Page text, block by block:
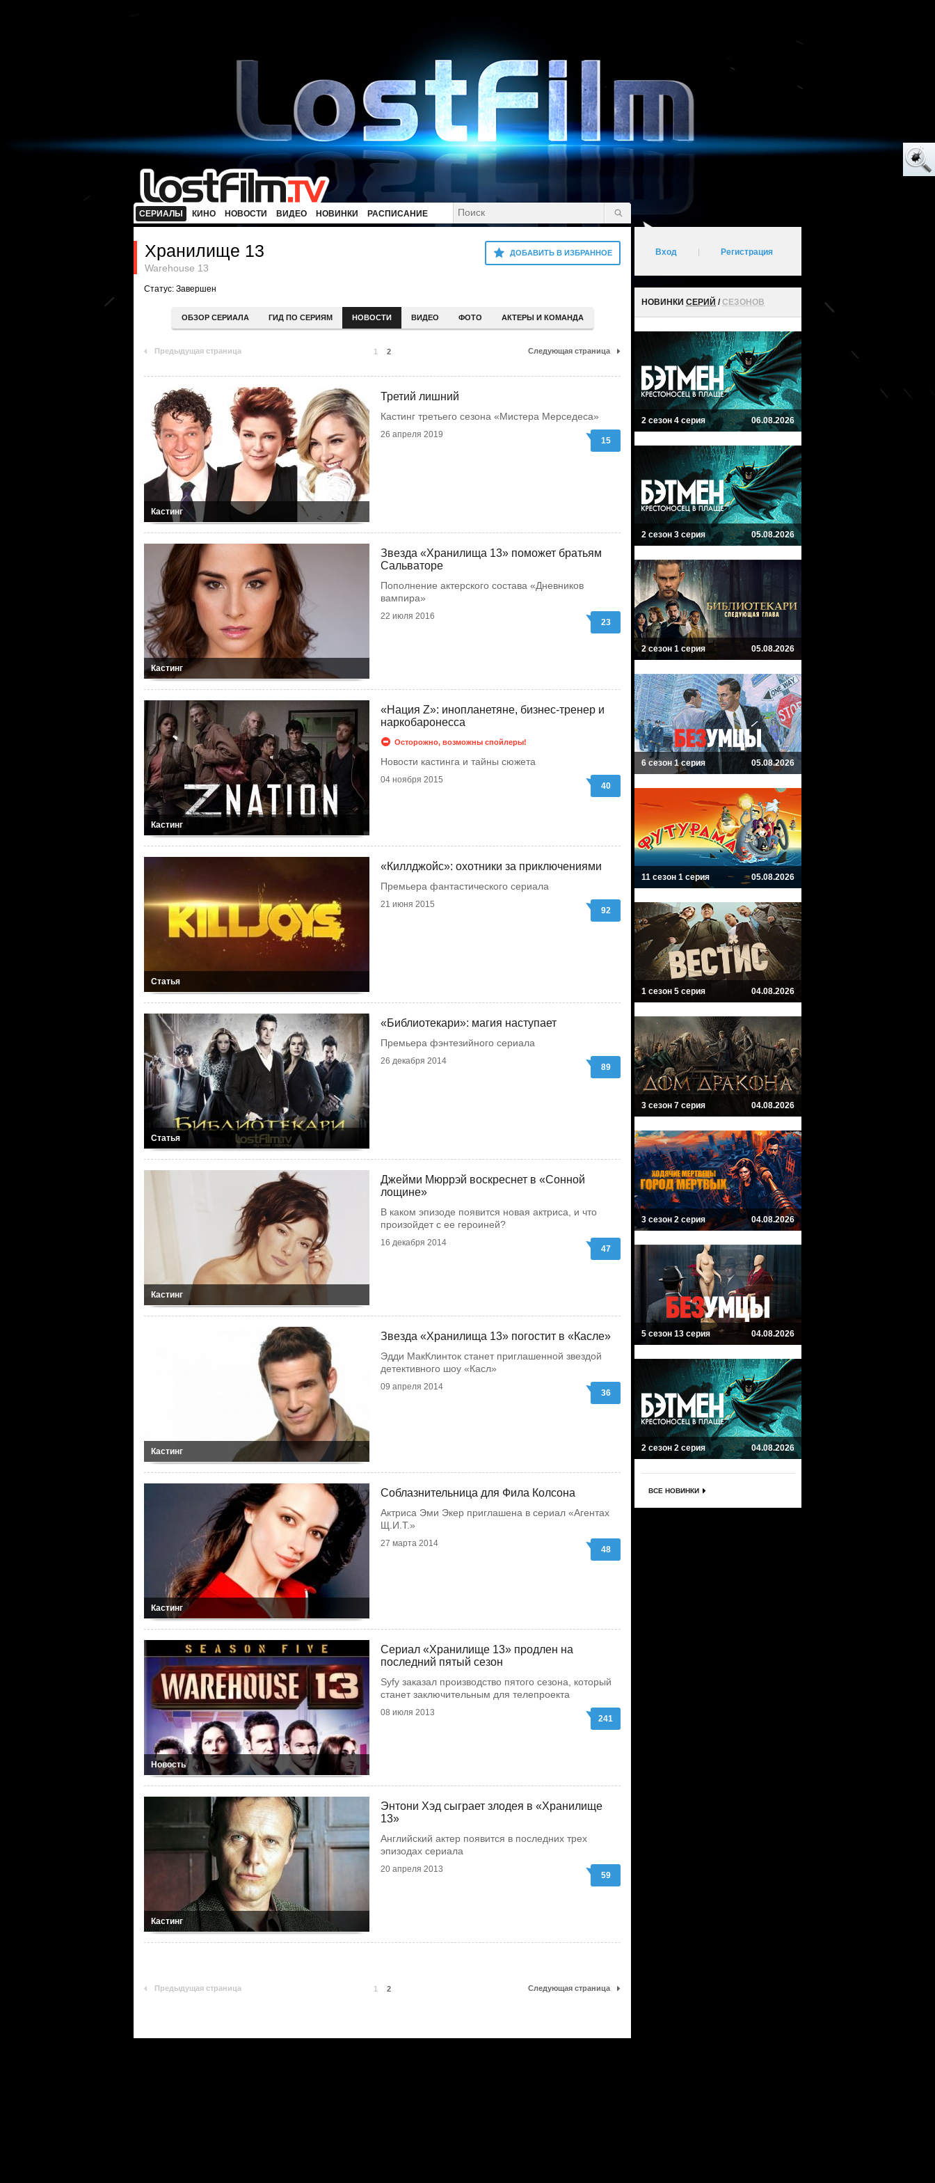
СЕРИАЛЫ КИНО НОВОСТИ ВИДЕО НОВИНКИ РАСПИСАНИЕ
ДОБАВИТЬ В ИЗБРАННОЕ
Хранилище 13
Warehouse 13
Статус: Завершен
ОБЗОР СЕРИАЛА ГИД ПО СЕРИЯМ НОВОСТИ ВИДЕО ФОТО АКТЕРЫ И КОМАНДА
Предыдущая страница 1 2 Следующая страница
Кастинг
Третий лишний
Кастинг третьего сезона «Мистера Мерседеса»
26 апреля 2019
15
Кастинг
Звезда «Хранилища 13» поможет братьям
Сальваторе
Пополнение актерского состава «Дневников
вампира»
22 июля 2016
23
Кастинг
«Нация Z»: инопланетяне, бизнес-тренер и
наркобаронесса
Осторожно, возможны спойлеры!
Новости кастинга и тайны сюжета
04 ноября 2015
40
Статья
«Киллджойс»: охотники за приключениями
Премьера фантастического сериала
21 июня 2015
92
Статья
«Библиотекари»: магия наступает
Премьера фэнтезийного сериала
26 декабря 2014
89
Кастинг
Джейми Мюррэй воскреснет в «Сонной
лощине»
В каком эпизоде появится новая актриса, и что
произойдет с ее героиней?
16 декабря 2014
47
Кастинг
Звезда «Хранилища 13» погостит в «Касле»
Эдди МакКлинток станет приглашенной звездой
детективного шоу «Касл»
09 апреля 2014
36
Кастинг
Соблазнительница для Фила Колсона
Актриса Эми Экер приглашена в сериал «Агентах
Щ.И.Т.»
27 марта 2014
48
Новость
Сериал «Хранилище 13» продлен на
последний пятый сезон
Syfy заказал производство пятого сезона, который
станет заключительным для телепроекта
08 июля 2013
241
Кастинг
Энтони Хэд сыграет злодея в «Хранилище
13»
Английский актер появится в последних трех
эпизодах сериала
20 апреля 2013
59
Предыдущая страница 1 2 Следующая страница
Вход Регистрация
НОВИНКИ СЕРИЙ /СЕЗОНОВ
2 сезон 4 серия 06.08.2026
2 сезон 3 серия 05.08.2026
2 сезон 1 серия 05.08.2026
6 сезон 1 серия 05.08.2026
11 сезон 1 серия 05.08.2026
1 сезон 5 серия 04.08.2026
3 сезон 7 серия 04.08.2026
3 сезон 2 серия 04.08.2026
5 сезон 13 серия 04.08.2026
2 сезон 2 серия 04.08.2026
ВСЕ НОВИНКИ